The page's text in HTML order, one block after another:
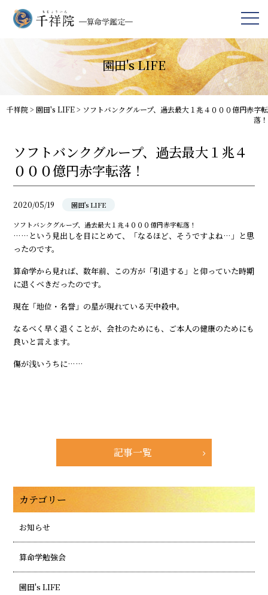
園田's LIFE
千祥院> 園田's LIFE> ソフトバンクグループ、過去最大１兆４０００億円赤字転
落！
ソフトバンクグループ、過去最大１兆４
０００億円赤字転落！
2020/05/19 園田's LIFE
ソフトバンクグループ、過去最大１兆４０００億円赤字転落！
……という見出しを目にとめて、「なるほど、そうですよね…」と思
ったのです。
算命学から見れば、数年前、この方が「引退する」と仰っていた時期
に退くべきだったのです。
現在「地位・名誉」の星が現れている天中殺中。
なるべく早く退くことが、会社のためにも、ご本人の健康のためにも
良いと言えます。
傷が浅いうちに……
記事一覧
カテゴリー
お知らせ
算命学勉強会
園田's LIFE